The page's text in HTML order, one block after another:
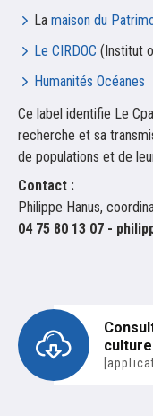
La maison du
Le CIRDOC (Institut
Humanités Océanes
Ce label identifie Le
recherche et sa
de populations et de
Contact :
Philippe Hanus,
04 75 80 13 07 -